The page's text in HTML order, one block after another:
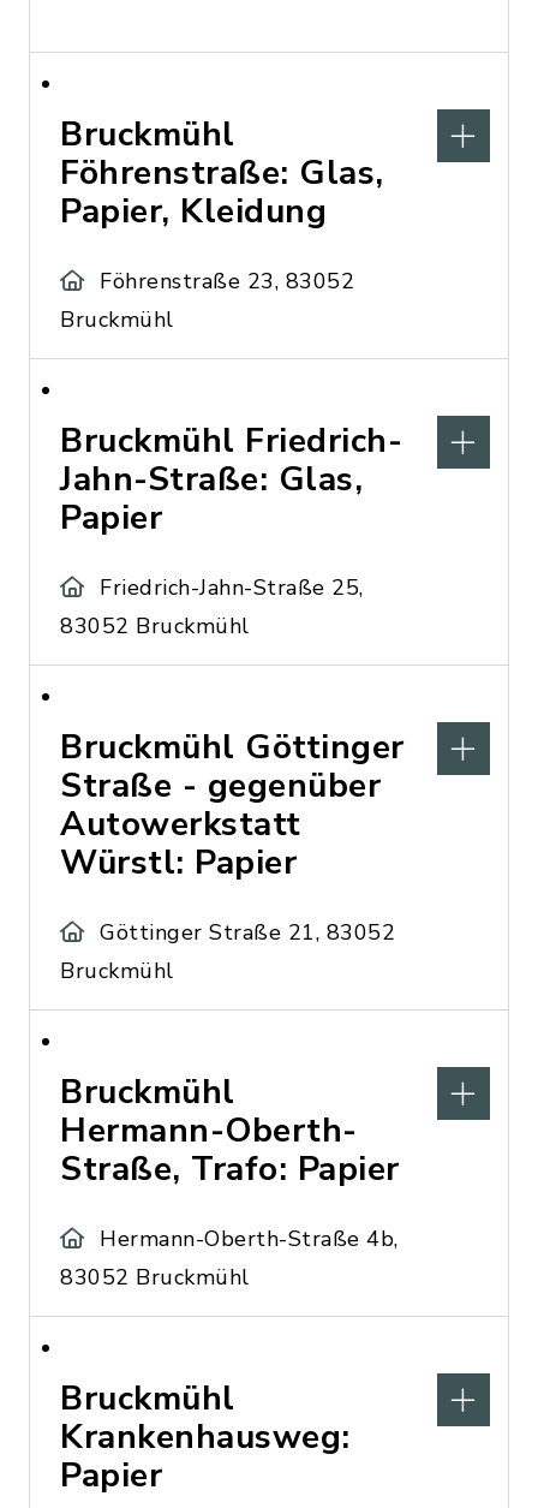
Bruckmühl
Föhrenstraße: Glas,
Papier, Kleidung
Föhrenstraße 23, 83052
Bruckmühl
Bruckmühl Friedrich-
Jahn-Straße: Glas,
Papier
Friedrich-Jahn-Straße 25,
83052 Bruckmühl
Bruckmühl Göttinger
Straße - gegenüber
Autowerkstatt
Würstl: Papier
Göttinger Straße 21, 83052
Bruckmühl
Bruckmühl
Hermann-Oberth-
Straße, Trafo: Papier
Hermann-Oberth-Straße 4b,
83052 Bruckmühl
Bruckmühl
Krankenhausweg:
Papier